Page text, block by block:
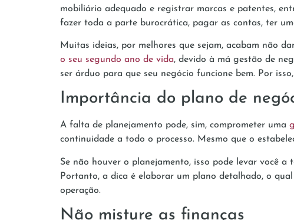
mobiliário adequado e registrar marcas e patentes,
fazer toda a parte burocrática, pagar as contas, ter
Muitas ideias, por melhores que sejam, acabam não
o seu segundo ano de vida, devido à má gestão de
ser árduo para que seu negócio funcione bem. Por
Importância do plano de
A falta de planejamento pode, sim, comprometer uma
continuidade a todo o processo. Mesmo que o
Se não houver o planejamento, isso pode levar você
Portanto, a dica é elaborar um plano detalhado, o
operação.
Não misture as finanças